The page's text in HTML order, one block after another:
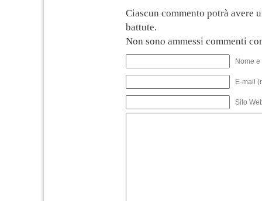
Ciascun commento potrà avere
battute.
Non sono ammessi commenti
Nome
E-mail
Sito